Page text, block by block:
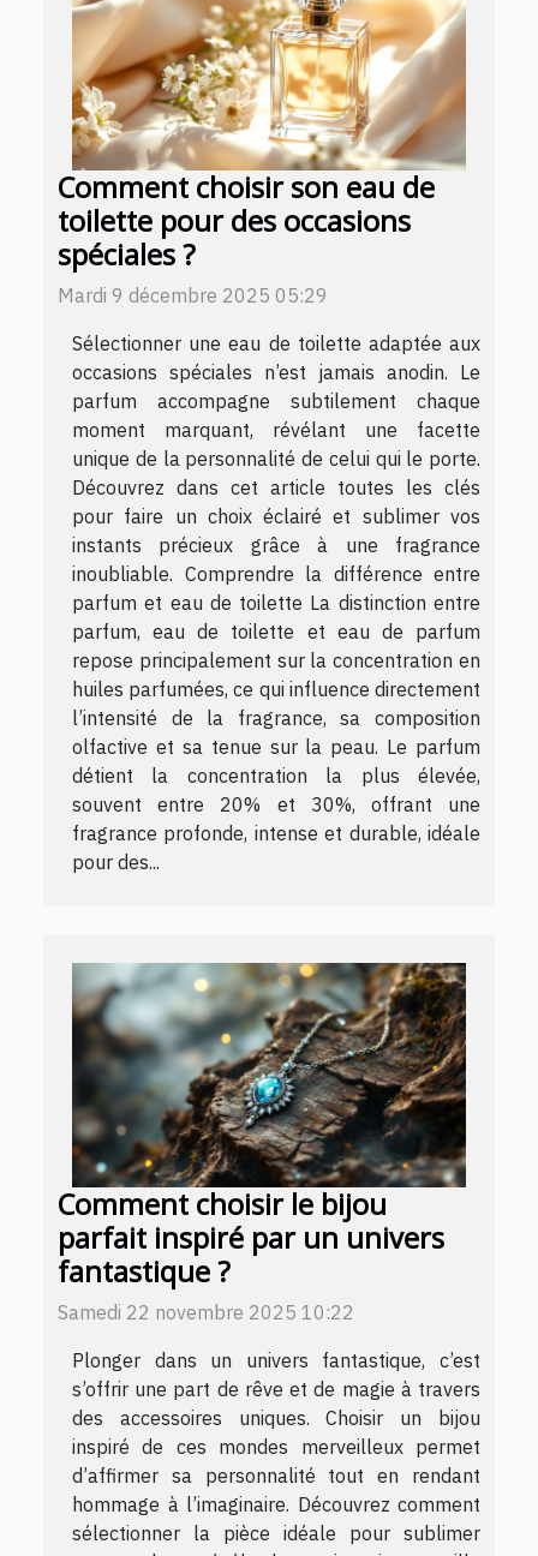
Comment choisir son eau de
toilette pour des occasions
spéciales ?
Mardi 9 décembre 2025 05:29
Sélectionner une eau de toilette adaptée aux
occasions spéciales n’est jamais anodin. Le
parfum accompagne subtilement chaque
moment marquant, révélant une facette
unique de la personnalité de celui qui le porte.
Découvrez dans cet article toutes les clés
pour faire un choix éclairé et sublimer vos
instants précieux grâce à une fragrance
inoubliable. Comprendre la différence entre
parfum et eau de toilette La distinction entre
parfum, eau de toilette et eau de parfum
repose principalement sur la concentration en
huiles parfumées, ce qui influence directement
l’intensité de la fragrance, sa composition
olfactive et sa tenue sur la peau. Le parfum
détient la concentration la plus élevée,
souvent entre 20% et 30%, offrant une
fragrance profonde, intense et durable, idéale
pour des...
Comment choisir le bijou
parfait inspiré par un univers
fantastique ?
Samedi 22 novembre 2025 10:22
Plonger dans un univers fantastique, c’est
s’offrir une part de rêve et de magie à travers
des accessoires uniques. Choisir un bijou
inspiré de ces mondes merveilleux permet
d’affirmer sa personnalité tout en rendant
hommage à l’imaginaire. Découvrez comment
sélectionner la pièce idéale pour sublimer